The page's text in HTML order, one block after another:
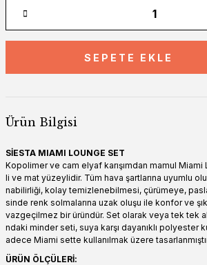
SEPETE EKLE
Ürün Bilgisi
SİESTA MIAMI LOUNGE SET
Kopolimer ve cam elyaf karışımdan mamul
li ve mat yüzeylidir. Tüm hava şartlarına uyumlu
nabilirliği, kolay temizlenebilmesi, çürümeye,
sinde renk solmalarına uzak oluşu ile konfor ve
vazgeçilmez bir üründür. Set olarak veya tek tek
ndaki minder seti, suya karşı dayanıklı polyester
adece Miami sette kullanılmak üzere
ÜRÜN ÖLÇÜLERİ: